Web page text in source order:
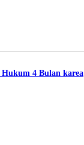
4 Bulan karea